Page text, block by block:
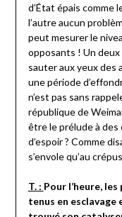
d’État épais comme
l’autre aucun
peut mesurer le
opposants ! Un
sauter aux yeux des
une période
n’est pas sans
république de
être le prélude à
d’espoir ? Comme
s’envole qu’au
T. : Pour l’heure,
tenus en esclavage